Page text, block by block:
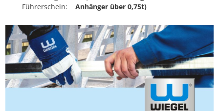
Führerschein:
Anhänger über 0,75t)